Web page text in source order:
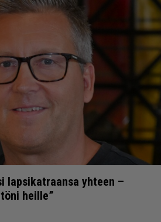
lapsikatraansa yhteen –
heille”